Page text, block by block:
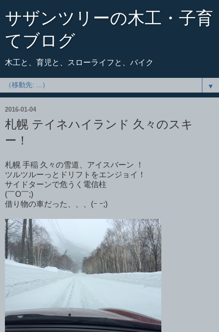
サザンツリーの木工・子育
てブログ
木工と、育児と、スローライフと、バイク
▼
2016-01-04
札幌 テイネハイランド 久々のスキ
ー！
札幌 手稲 久々の雪道、アイスバーン ！
ツルツルーっとドリフトをエンジョイ！
サイドターンで危うく電信柱
(￣O￣;)
借り物の車だった、、、(ｰ ｰ;)